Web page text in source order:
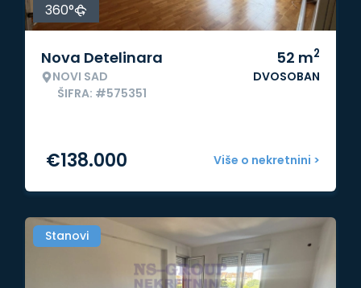
360°
Nova Detelinara
NOVI SAD
ŠIFRA: #575351
52 m2
DVOSOBAN
Više o nekretnini >
€138.000
Stanovi